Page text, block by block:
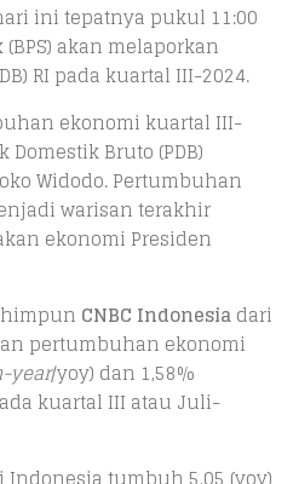
ini tepatnya pukul 11:00
akan melaporkan
RI pada kuartal III-2024.
ekonomi kuartal III-
Bruto (PDB)
Widodo. Pertumbuhan
warisan terakhir
ekonomi Presiden
CNBC Indonesiadari
pertumbuhan ekonomi
year/yoy) dan 1,58%
kuartal III atau Juli-